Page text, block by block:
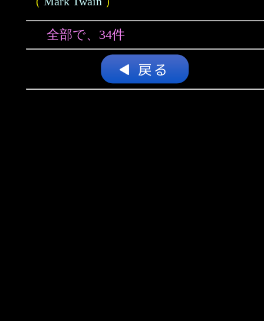
全部で、34件